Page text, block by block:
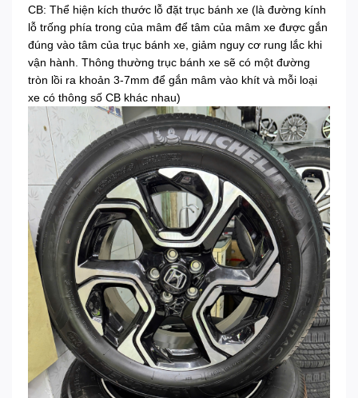
CB: Thể hiện kích thước lỗ đặt trục bánh xe (là đường kính
lỗ trống phía trong của mâm để tâm của mâm xe được gắn
đúng vào tâm của trục bánh xe, giảm nguy cơ rung lắc khi
vận hành. Thông thường trục bánh xe sẽ có một đường
tròn lồi ra khoản 3-7mm để gắn mâm vào khít và mỗi loại
xe có thông số CB khác nhau)